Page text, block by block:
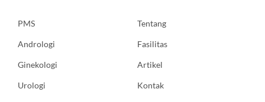
PMS
Andrologi
Ginekologi
Urologi
Tentang
Fasilitas
Artikel
Kontak